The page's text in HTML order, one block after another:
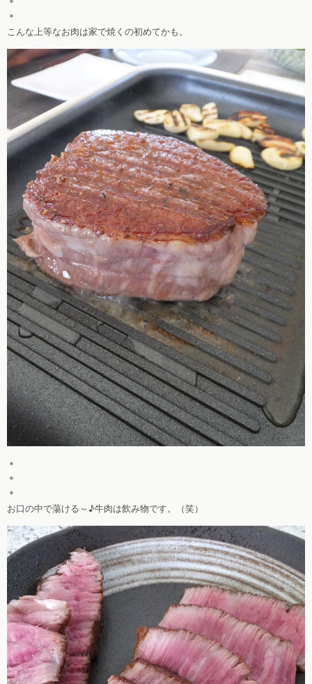
＊
こんな上等なお肉は家で焼くの初めてかも。
＊
＊
＊
お口の中で蕩ける～♪牛肉は飲み物です。（笑）